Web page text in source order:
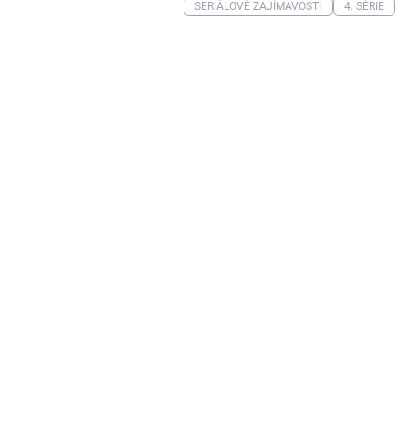
SERIÁLOVÉ ZAJÍMAVOSTI 4. SÉRIE